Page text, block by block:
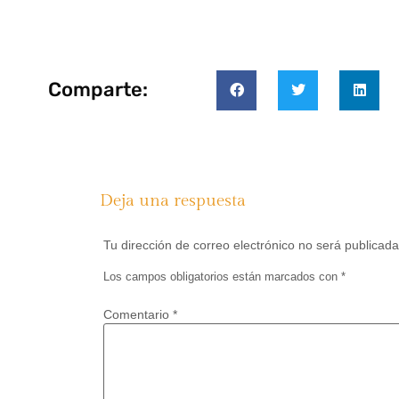
Comparte:
Deja una respuesta
Tu dirección de correo electrónico no será
Los campos obligatorios están marcados con *
Comentario *